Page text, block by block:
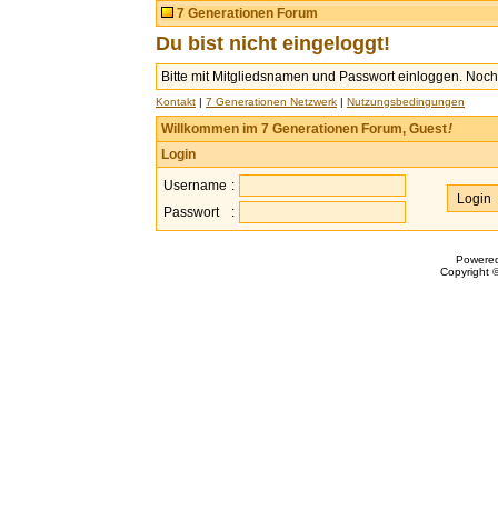
7 Generationen Forum
Du bist nicht eingeloggt!
Bitte mit Mitgliedsnamen und Passwort einloggen.
Kontakt | 7 Generationen Netzwerk | Nutzungsbedingungen
Willkommen im 7 Generationen Forum, Guest!
Login
Username :
Passwort
:
Copyright